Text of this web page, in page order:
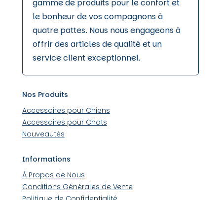
gamme de produits pour le confort et
le bonheur de vos compagnons à
quatre pattes. Nous nous engageons à
offrir des articles de qualité et un
service client exceptionnel.
Nos Produits
Accessoires pour Chiens
Accessoires pour Chats
Nouveautés
Informations
À Propos de Nous
Conditions Générales de Vente